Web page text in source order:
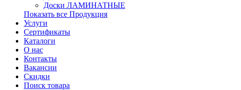
Доски ЛАМИНАТНЫЕ
Показать все Продукция
Услуги
Сертификаты
Каталоги
О нас
Контакты
Вакансии
Скидки
Поиск товара